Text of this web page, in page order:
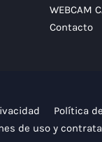
WEBCAM
Contacto
Política
de uso y